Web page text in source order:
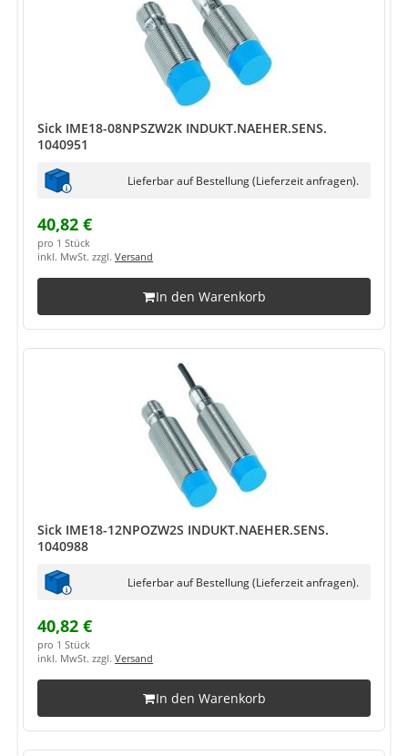
Sick IME18-08NPSZW2K INDUKT.NAEHER.SENS.
1040951
Lieferbar auf Bestellung (Lieferzeit anfragen).
40,82 €
pro 1 Stück
inkl. MwSt. zzgl. Versand
In den Warenkorb
Sick IME18-12NPOZW2S INDUKT.NAEHER.SENS.
1040988
Lieferbar auf Bestellung (Lieferzeit anfragen).
40,82 €
pro 1 Stück
inkl. MwSt. zzgl. Versand
In den Warenkorb